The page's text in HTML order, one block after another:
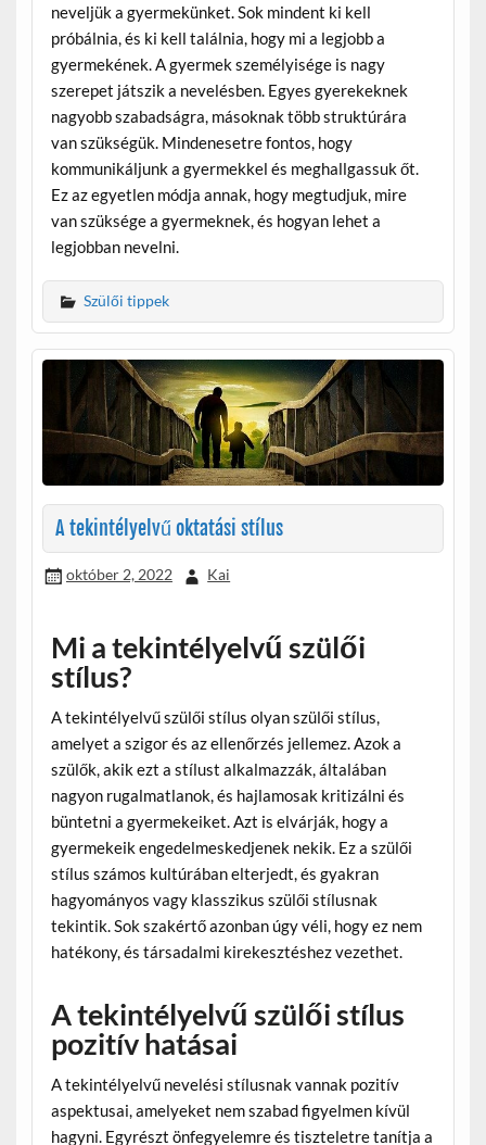
neveljük a gyermekünket. Sok mindent ki kell
próbálnia, és ki kell találnia, hogy mi a legjobb a
gyermekének. A gyermek személyisége is nagy
szerepet játszik a nevelésben. Egyes gyerekeknek
nagyobb szabadságra, másoknak több struktúrára
van szükségük. Mindenesetre fontos, hogy
kommunikáljunk a gyermekkel és meghallgassuk őt.
Ez az egyetlen módja annak, hogy megtudjuk, mire
van szüksége a gyermeknek, és hogyan lehet a
legjobban nevelni.
Szülői tippek
A tekintélyelvű oktatási stílus
október 2, 2022 Kai
Mi a tekintélyelvű szülői
stílus?
A tekintélyelvű szülői stílus olyan szülői stílus,
amelyet a szigor és az ellenőrzés jellemez. Azok a
szülők, akik ezt a stílust alkalmazzák, általában
nagyon rugalmatlanok, és hajlamosak kritizálni és
büntetni a gyermekeiket. Azt is elvárják, hogy a
gyermekeik engedelmeskedjenek nekik. Ez a szülői
stílus számos kultúrában elterjedt, és gyakran
hagyományos vagy klasszikus szülői stílusnak
tekintik. Sok szakértő azonban úgy véli, hogy ez nem
hatékony, és társadalmi kirekesztéshez vezethet.
A tekintélyelvű szülői stílus
pozitív hatásai
A tekintélyelvű nevelési stílusnak vannak pozitív
aspektusai, amelyeket nem szabad figyelmen kívül
hagyni. Egyrészt önfegyelemre és tiszteletre tanítja a